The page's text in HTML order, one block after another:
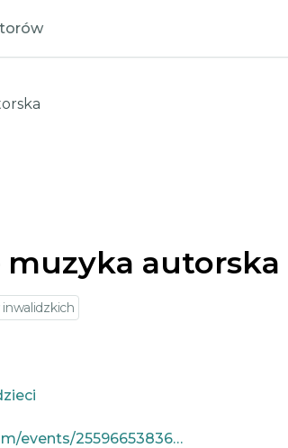
muzyka autorska
https://www.facebook.com/events/25596653836628776